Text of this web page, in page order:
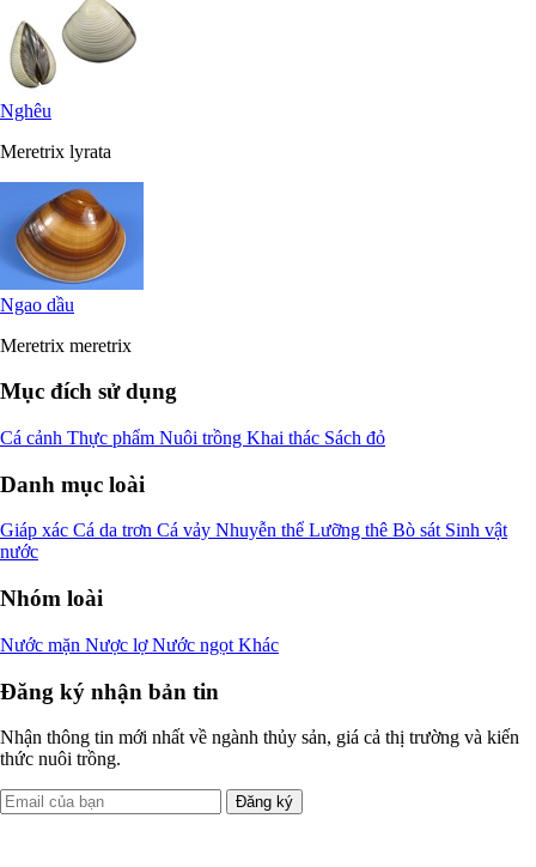
Nghêu
Meretrix lyrata
Ngao dầu
Meretrix meretrix
Mục đích sử dụng
Cá cảnh Thực phẩm Nuôi trồng Khai thác Sách đỏ
Danh mục loài
Giáp xác Cá da trơn Cá vảy Nhuyễn thể Lưỡng thê Bò sát Sinh vật
nước
Nhóm loài
Nước mặn Nược lợNước ngọt Khác
Đăng ký nhận bản tin
Nhận thông tin mới nhất về ngành thủy sản, giá cả thị trường và kiến
thức nuôi trồng.
Đăng ký